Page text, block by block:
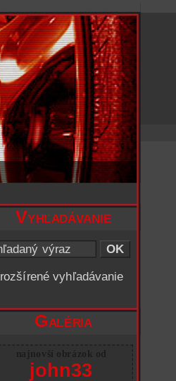
Vyhľadávanie
rozšírené vyhľadávanie
Galéria
john33